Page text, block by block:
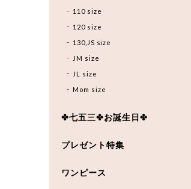
110 size
120 size
130,JS size
JM size
JL size
Mom size
✤七五三✤お誕生日✤
プレゼント特集
ワンピース